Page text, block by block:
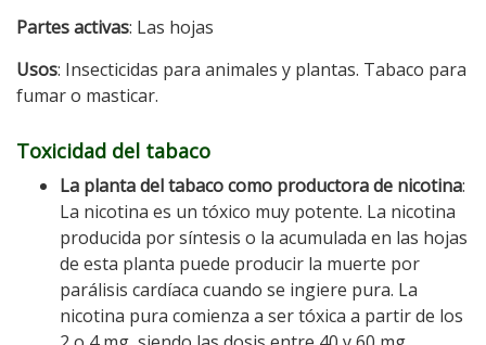
Partes activas: Las hojas
Usos: Insecticidas para animales y plantas. Tabaco para
fumar o masticar.
Toxicidad del tabaco
La planta del tabaco como productora de nicotina:
La nicotina es un tóxico muy potente. La nicotina
producida por síntesis o la acumulada en las hojas
de esta planta puede producir la muerte por
parálisis cardíaca cuando se ingiere pura. La
nicotina pura comienza a ser tóxica a partir de los